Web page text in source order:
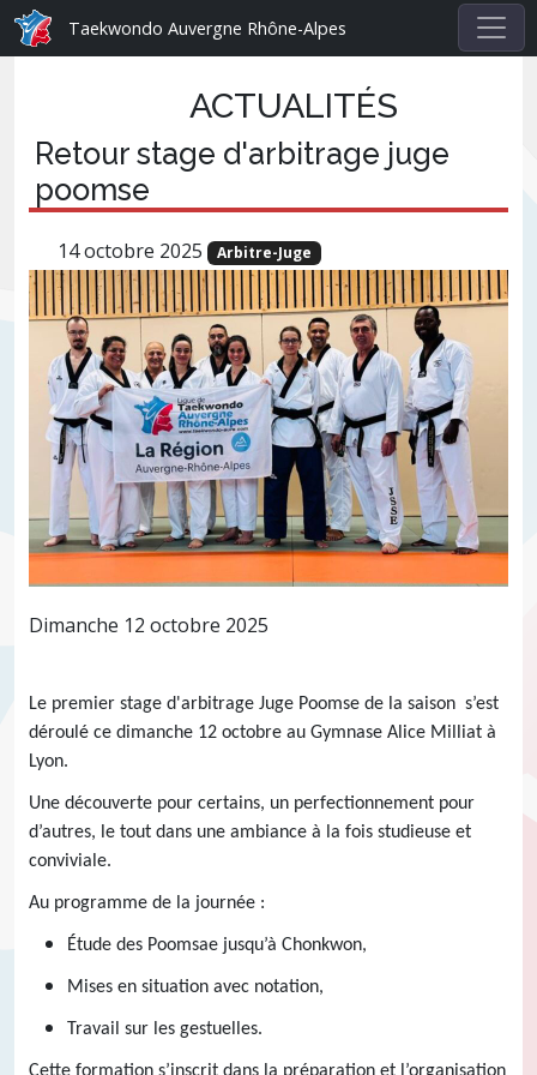
Taekwondo Auvergne Rhône-Alpes
ACTUALITÉS
Retour stage d'arbitrage juge
poomse
14 octobre 2025 Arbitre-Juge
Dimanche 12 octobre 2025
Le premier stage d'arbitrage Juge Poomse de la saison s’est
déroulé ce dimanche 12 octobre au Gymnase Alice Milliat à
Lyon.
Une découverte pour certains, un perfectionnement pour
d’autres, le tout dans une ambiance à la fois studieuse et
conviviale.
Au programme de la journée :
Étude des Poomsae jusqu’à Chonkwon,
Mises en situation avec notation,
Travail sur les gestuelles.